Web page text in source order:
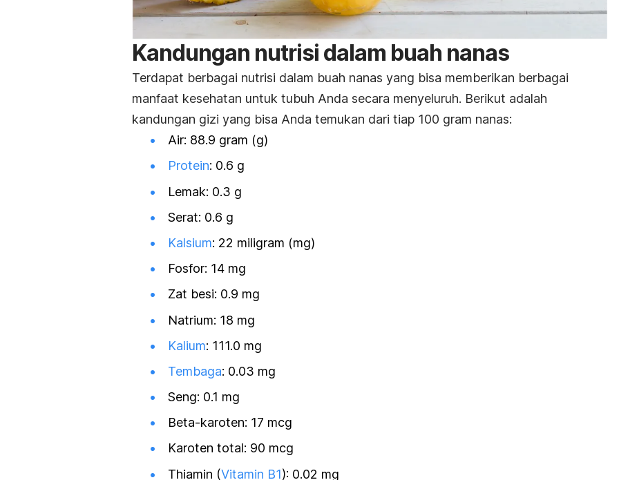
Kandungan nutrisi dalam buah nanas
Terdapat berbagai nutrisi dalam buah nanas yang bisa memberikan berbagai
manfaat kesehatan untuk tubuh Anda secara menyeluruh. Berikut adalah
kandungan gizi yang bisa Anda temukan dari tiap 100 gram nanas:
Air: 88.9 gram (g)
Protein: 0.6 g
Lemak: 0.3 g
Serat: 0.6 g
Kalsium: 22 miligram (mg)
Fosfor: 14 mg
Zat besi: 0.9 mg
Natrium: 18 mg
Kalium: 111.0 mg
Tembaga: 0.03 mg
Seng: 0.1 mg
Beta-karoten: 17 mcg
Karoten total: 90 mcg
Thiamin (Vitamin B1): 0.02 mg